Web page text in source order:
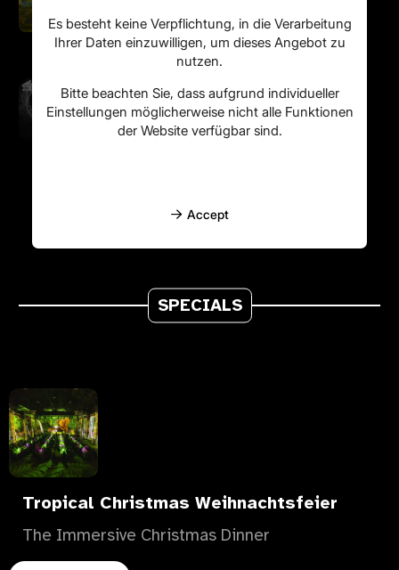
SPECIALS
Tropical Christmas Weihnachtsfeier
The Immersive Christmas Dinner